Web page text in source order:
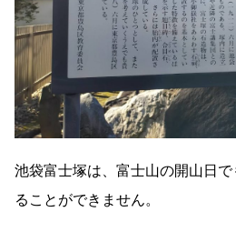
池袋富士塚は、富士山の開山日
ることができません。